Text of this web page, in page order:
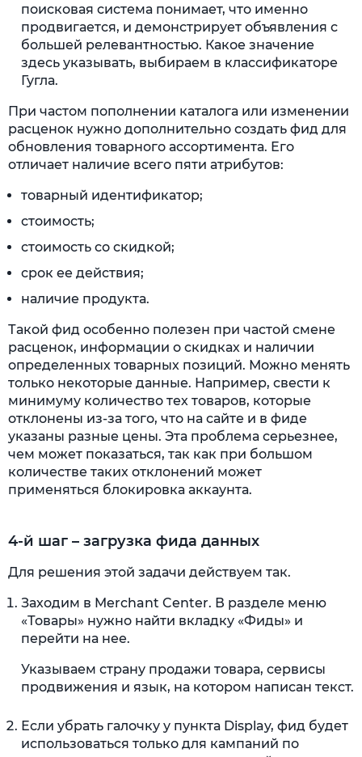
поисковая система понимает, что именно
продвигается, и демонстрирует объявления с
большей релевантностью. Какое значение
здесь указывать, выбираем в классификаторе
Гугла.
При частом пополнении каталога или изменении
расценок нужно дополнительно создать фид для
обновления товарного ассортимента. Его
отличает наличие всего пяти атрибутов:
товарный идентификатор;
стоимость;
стоимость со скидкой;
срок ее действия;
наличие продукта.
Такой фид особенно полезен при частой смене
расценок, информации о скидках и наличии
определенных товарных позиций. Можно менять
только некоторые данные. Например, свести к
минимуму количество тех товаров, которые
отклонены из-за того, что на сайте и в фиде
указаны разные цены. Эта проблема серьезнее,
чем может показаться, так как при большом
количестве таких отклонений может
применяться блокировка аккаунта.
4-й шаг – загрузка фида данных
Для решения этой задачи действуем так.
Заходим в Merchant Center. В разделе меню
«Товары» нужно найти вкладку «Фиды» и
перейти на нее.
Указываем страну продажи товара, сервисы
продвижения и язык, на котором написан текст.
Если убрать галочку у пункта Display, фид будет
использоваться только для кампаний по